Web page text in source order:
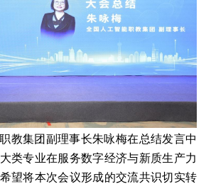
教集团副理事长朱咏梅在总结发言中
类专业在服务数字经济与新质生产力
望将本次会议形成的交流共识切实转